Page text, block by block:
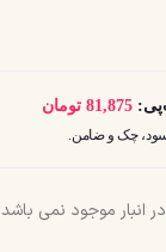
81,875 تومان
در انبار موجود نمی باشد